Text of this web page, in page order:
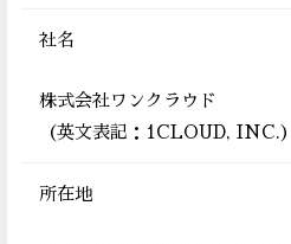
社名
株式会社ワンクラウド
（英文表記：1CLOUD, INC.）
所在地